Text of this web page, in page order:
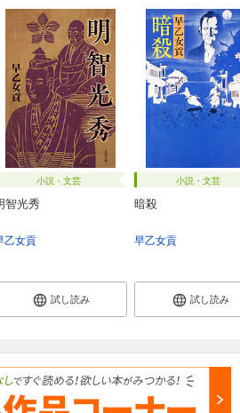
小説・文芸
智光秀
乙女貢
試し読み
小説・文芸
暗殺
早乙女貢
試し読み